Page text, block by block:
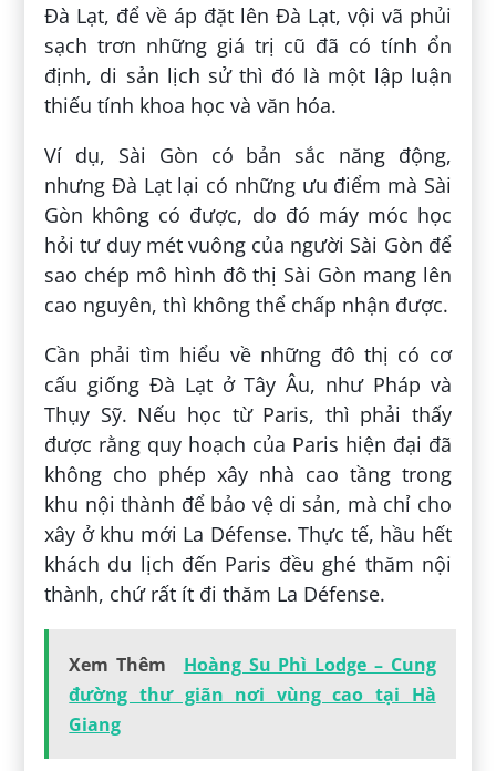
Đà Lạt, để về áp đặt lên Đà Lạt, vội vã phủi
sạch trơn những giá trị cũ đã có tính ổn
định, di sản lịch sử thì đó là một lập luận
thiếu tính khoa học và văn hóa.
Ví dụ, Sài Gòn có bản sắc năng động,
nhưng Đà Lạt lại có những ưu điểm mà Sài
Gòn không có được, do đó máy móc học
hỏi tư duy mét vuông của người Sài Gòn để
sao chép mô hình đô thị Sài Gòn mang lên
cao nguyên, thì không thể chấp nhận được.
Cần phải tìm hiểu về những đô thị có cơ
cấu giống Đà Lạt ở Tây Âu, như Pháp và
Thụy Sỹ. Nếu học từ Paris, thì phải thấy
được rằng quy hoạch của Paris hiện đại đã
không cho phép xây nhà cao tầng trong
khu nội thành để bảo vệ di sản, mà chỉ cho
xây ở khu mới La Défense. Thực tế, hầu hết
khách du lịch đến Paris đều ghé thăm nội
thành, chứ rất ít đi thăm La Défense.
Xem Thêm
Hoàng Su Phì Lodge – Cung
đường thư giãn nơi vùng cao tại Hà
Giang